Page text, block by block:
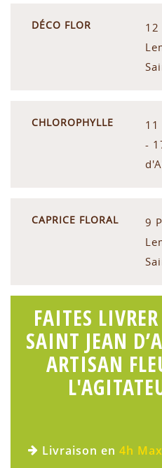
DÉCO FLOR
12
CHLOROPHYLLE
11
-
CAPRICE FLORAL
9
FAITES
SAINT JEAN
ARTISAN
Livraison en 4h Max